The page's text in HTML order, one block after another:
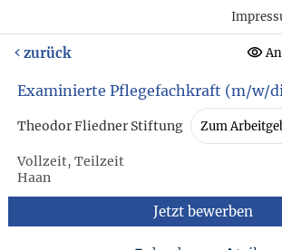
zurück
Examinierte Pflegefachkraft (m/w/
Theodor Fliedner Stiftung Zum
Vollzeit, Teilzeit
Haan
Jetzt bewerben